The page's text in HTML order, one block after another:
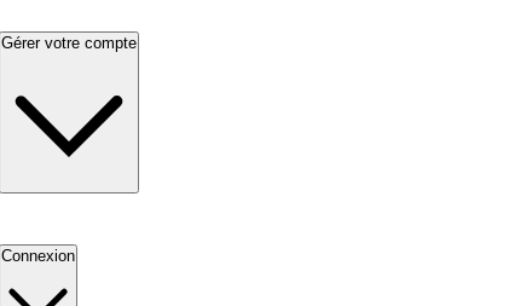
Gérer votre compte
Connexion